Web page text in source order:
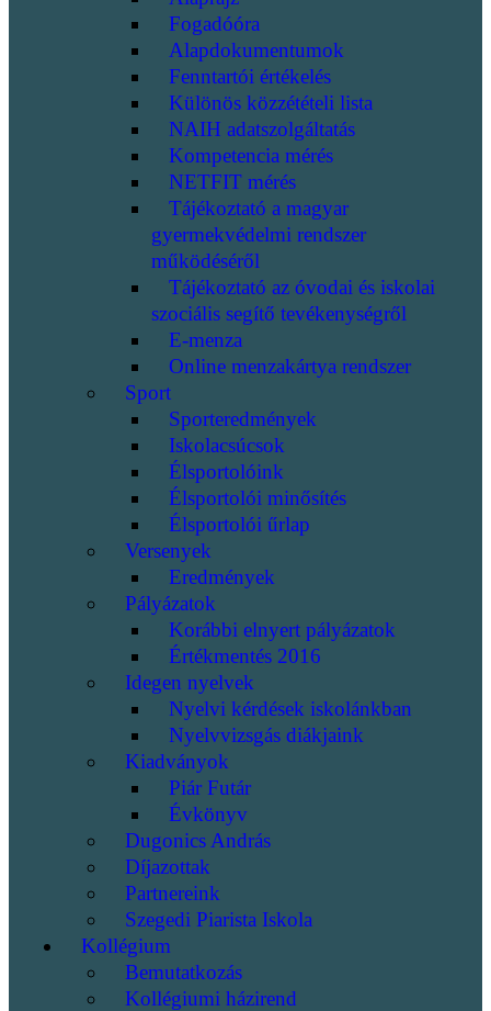
Fogadóóra
Alapdokumentumok
Fenntartói értékelés
Különös közzétételi lista
NAIH adatszolgáltatás
Kompetencia mérés
NETFIT mérés
Tájékoztató a magyar
gyermekvédelmi rendszer
működéséről
Tájékoztató az óvodai és iskolai
szociális segítő tevékenységről
E-menza
Online menzakártya rendszer
Sport
Sporteredmények
Iskolacsúcsok
Élsportolóink
Élsportolói minősítés
Élsportolói űrlap
Versenyek
Eredmények
Pályázatok
Korábbi elnyert pályázatok
Értékmentés 2016
Idegen nyelvek
Nyelvi kérdések iskolánkban
Nyelvvizsgás diákjaink
Kiadványok
Piár Futár
Évkönyv
Dugonics András
Díjazottak
Partnereink
Szegedi Piarista Iskola
Kollégium
Bemutatkozás
Kollégiumi házirend